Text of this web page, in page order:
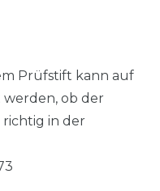
Prüfstift kann auf
ob der
richtig in der